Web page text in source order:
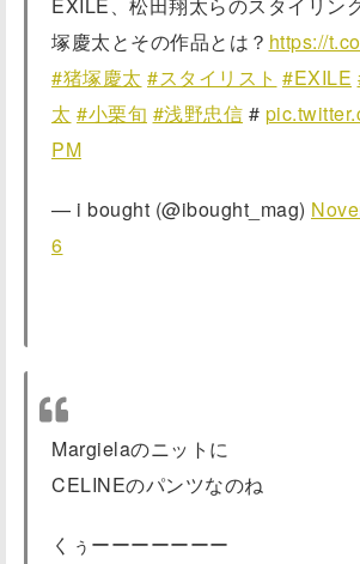
塚慶太とその作品とは？ https://
#猪塚慶太 #スタイリスト #EXILE
太 #小栗旬 #浅野忠信 #
PM
— i bought (@ibought_mag)
6
Margielaのニットに
CELINEのパンツなのね
くぅーーーーーーー